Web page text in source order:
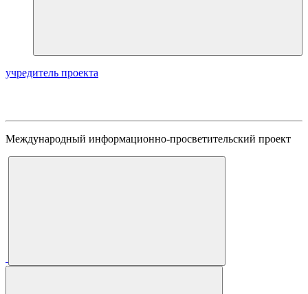
учредитель проекта
Международный информационно-просветительский проект